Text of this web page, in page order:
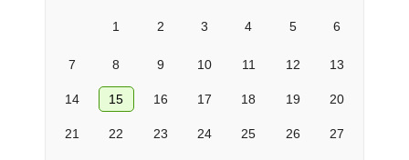
1 2 3 4 5 6
7 8 9 10 11 12 13
14 15 16 17 18 19 20
21 22 23 24 25 26 27